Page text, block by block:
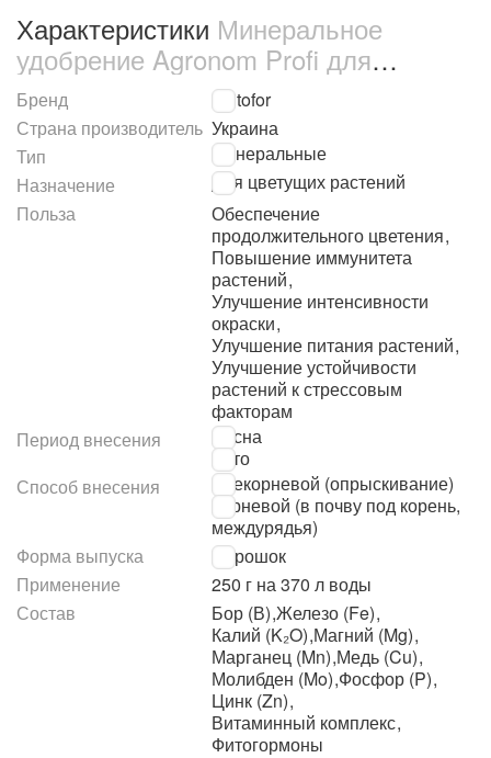
Характеристики Минеральное
удобрение Agronom Profi для
цветущих растений 250 г (68952)
Бренд
Kvitofor
Страна производитель Украина
Тип
Минеральные
Назначение
Для цветущих растений
Польза
Обеспечение
продолжительного цветения,
Повышение иммунитета
растений,
Улучшение интенсивности
окраски,
Улучшение питания растений,
Улучшение устойчивости
растений к стрессовым
факторам
Период внесения
Весна
Лето
Способ внесения
Внекорневой (опрыскивание)
Корневой (в почву под корень,
междурядья)
Форма выпуска
Порошок
Применение
250 г на 370 л воды
Состав
Бор (В),Железо (Fe),
Калий (K₂O),Магний (Mg),
Марганец (Mn),Медь (Cu),
Молибден (Mo),Фосфор (P),
Цинк (Zn),
Витаминный комплекс,
Фитогормоны